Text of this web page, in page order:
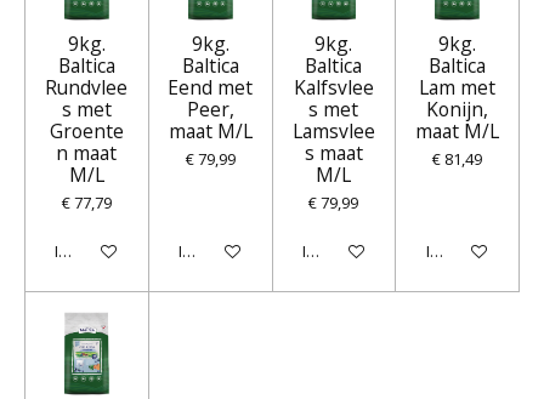
9kg.
Baltica
Rundvlee
s met
Groente
n maat
M/L
€ 77,79
In winkelwagen
9kg.
Baltica
Eend met
Peer,
maat M/L
€ 79,99
In winkelwagen
9kg.
Baltica
Kalfsvlee
s met
Lamsvlee
s maat
M/L
€ 79,99
In winkelwagen
9kg.
Baltica
Lam met
Konijn,
maat M/L
€ 81,49
In winkelwagen